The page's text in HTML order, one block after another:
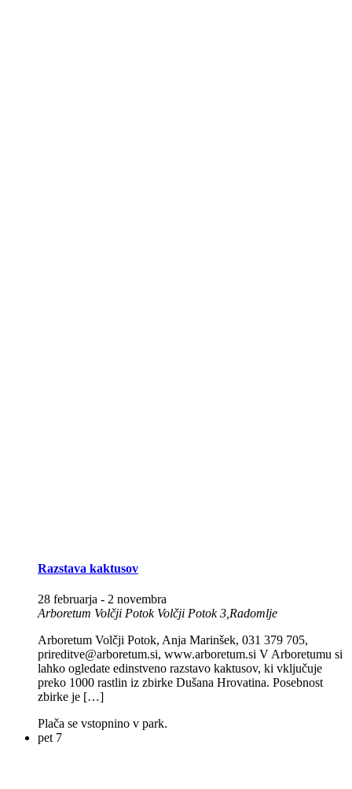
Razstava kaktusov
28 februarja - 2 novembra
Arboretum Volčji Potok Volčji Potok 3,Radomlje
Arboretum Volčji Potok, Anja Marinšek, 031 379 705,
prireditve@arboretum.si, www.arboretum.si V Arboretumu si
lahko ogledate edinstveno razstavo kaktusov, ki vključuje
preko 1000 rastlin iz zbirke Dušana Hrovatina. Posebnost
zbirke je […]
Plača se vstopnino v park.
pet 7